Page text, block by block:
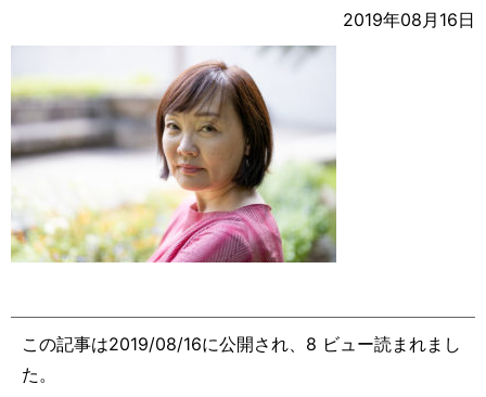
2019年08月16日
この記事は2019/08/16に公開され、8 ビュー読まれまし
た。